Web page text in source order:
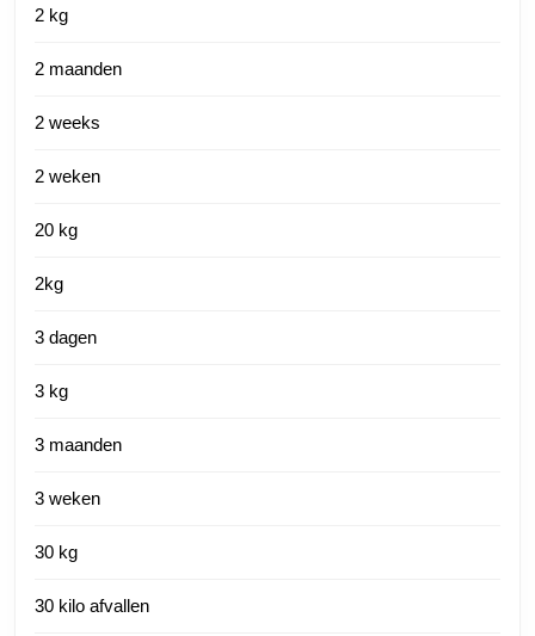
2 kg
2 maanden
2 weeks
2 weken
20 kg
2kg
3 dagen
3 kg
3 maanden
3 weken
30 kg
30 kilo afvallen